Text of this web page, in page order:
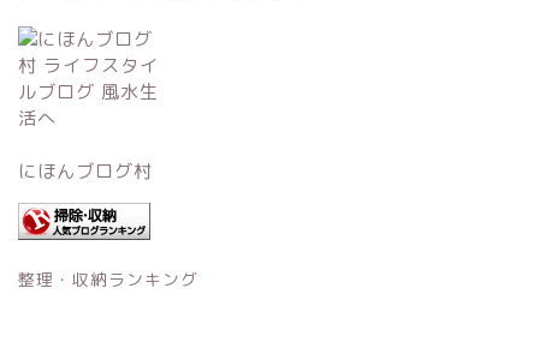
にほんブログ村
整理・収納ランキング